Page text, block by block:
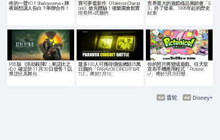
咚的一聲YO！Shadowverse × 輝
夜姬想讓人告白？舉辦合作！
寶可夢最新作《Pokémon Champi
ons》搶先體驗！後樂園會館實
現長州×武藤的…
世界最大的遊戲樣品展銷會「E
3」終了發表、1995年起的歴史
結束
PS5 版《浩劫殺陣2：車諾比之
心》確定於 11 月 20 日發售！以
車諾比為舞台…
最多100人可獲得價值總額25萬
日圓的「PARAVOX CIRCUIT BAT
TLE」將於2月18…
你的照片將變成遊戲。任天堂
宣布手機應用程式「Pictonic
o!」將於5月28日發…
Disney+
雷蛇